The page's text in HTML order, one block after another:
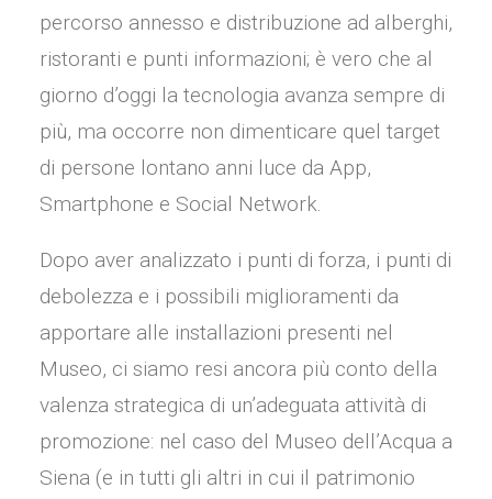
percorso annesso e distribuzione ad alberghi,
ristoranti e punti informazioni; è vero che al
giorno d’oggi la tecnologia avanza sempre di
più, ma occorre non dimenticare quel target
di persone lontano anni luce da App,
Smartphone e Social Network.
Dopo aver analizzato i punti di forza, i punti di
debolezza e i possibili miglioramenti da
apportare alle installazioni presenti nel
Museo, ci siamo resi ancora più conto della
valenza strategica di un’adeguata attività di
promozione: nel caso del Museo dell’Acqua a
Siena (e in tutti gli altri in cui il patrimonio